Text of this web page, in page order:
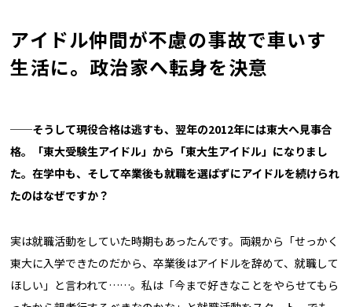
アイドル仲間が不慮の事故で車いす
生活に。政治家へ転身を決意
──そうして現役合格は逃すも、翌年の2012年には東大へ見事合
格。「東大受験生アイドル」から「東大生アイドル」になりまし
た。在学中も、そして卒業後も就職を選ばずにアイドルを続けられ
たのはなぜですか？
実は就職活動をしていた時期もあったんです。両親から「せっかく
東大に入学できたのだから、卒業後はアイドルを辞めて、就職して
ほしい」と言われて……。私は「今まで好きなことをやらせてもら